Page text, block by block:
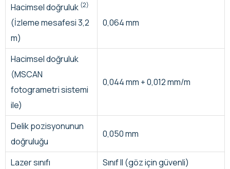
Hacimsel doğruluk (2)
(İzleme mesafesi 3,2
m)
0,064 mm
Hacimsel doğruluk
(MSCAN
fotogrametri sistemi
ile)
0,044 mm + 0,012 mm/m
Delik pozisyonunun
doğruluğu
0,050 mm
Lazer sınıfı
Sınıf II (göz için güvenli)